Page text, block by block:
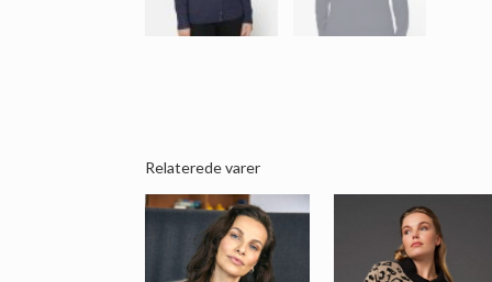
Relaterede varer